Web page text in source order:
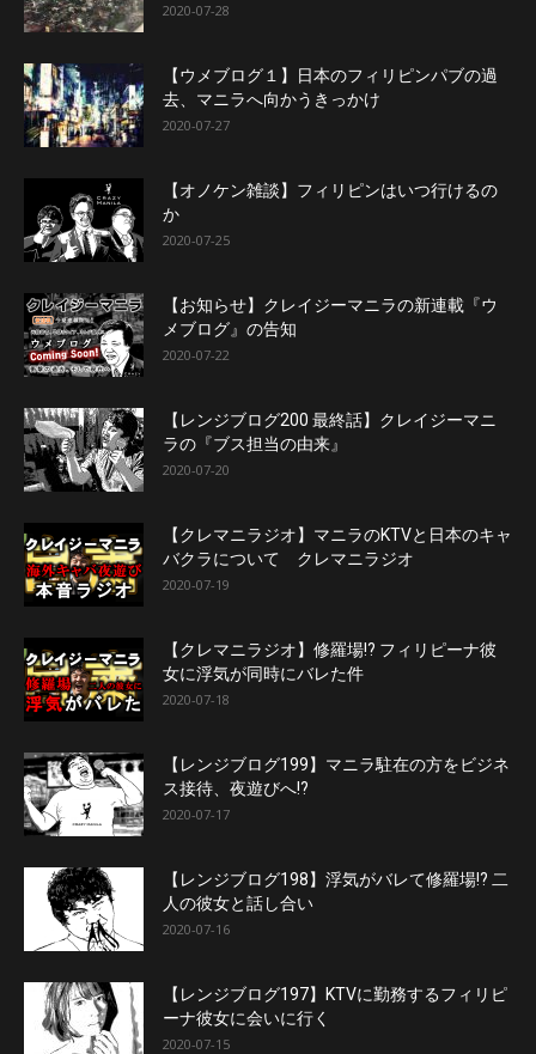
2020-07-28
【ウメブログ１】日本のフィリピンパブの過
去、マニラへ向かうきっかけ
2020-07-27
【オノケン雑談】フィリピンはいつ行けるの
か
2020-07-25
【お知らせ】クレイジーマニラの新連載『ウ
メブログ』の告知
2020-07-22
【レンジブログ200 最終話】クレイジーマニ
ラの『ブス担当の由来』
2020-07-20
【クレマニラジオ】マニラのKTVと日本のキャ
バクラについて クレマニラジオ
2020-07-19
【クレマニラジオ】修羅場!? フィリピーナ彼
女に浮気が同時にバレた件
2020-07-18
【レンジブログ199】マニラ駐在の方をビジネ
ス接待、夜遊びへ!?
2020-07-17
【レンジブログ198】浮気がバレて修羅場!? 二
人の彼女と話し合い
2020-07-16
【レンジブログ197】KTVに勤務するフィリピ
ーナ彼女に会いに行く
2020-07-15